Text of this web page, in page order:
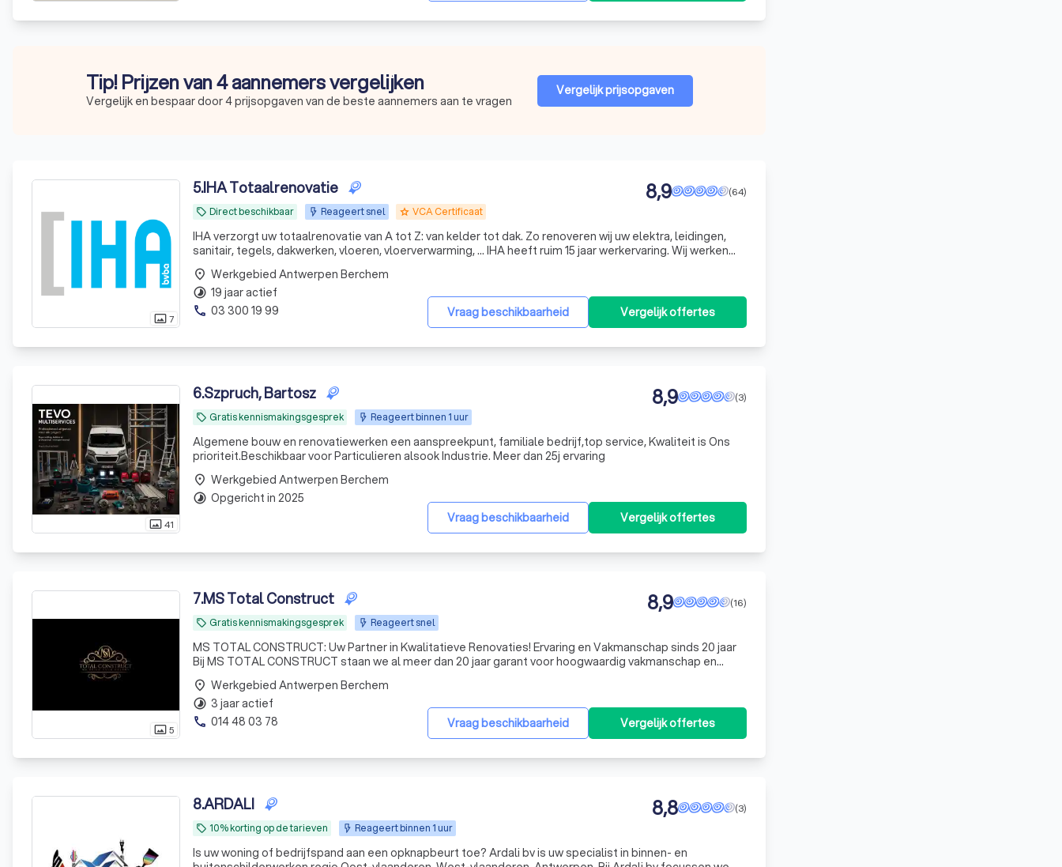
Tip! Prijzen van 4 aannemers vergelijken
Vergelijk en bespaar door 4 prijsopgaven van de beste aannemers aan te vragen
Vergelijk prijsopgaven
photo_size_select_actual7
5.IHA Totaalrenovatie
local_offer Direct beschikbaar Reageert snel grade VCA Certificaat
(64)
8,9
IHA verzorgt uw totaalrenovatie van A tot Z: van kelder tot dak. Zo renoveren wij uw elektra, leidingen,
sanitair, tegels, dakwerken, vloeren, vloerverwarming, … IHA heeft ruim 15 jaar werkervaring. Wij werken
steeds met de beste materialen. Ook worden al onze werven steeds opgevolgd door de 2 zaakv
Vraag beschikbaarheid Vergelijk offertes
place Werkgebied Antwerpen Berchem
timelapse 19 jaar actief
phone 03 300 19 99
photo_size_select_actual41
6.Szpruch, Bartosz
local_offer Gratis kennismakingsgesprek Reageert binnen 1 uur
(3)
8,9
Algemene bouw en renovatiewerken een aanspreekpunt, familiale bedrijf,top service, Kwaliteit is Ons
prioriteit.Beschikbaar voor Particulieren alsook Industrie. Meer dan 25j ervaring
Vraag beschikbaarheid Vergelijk offertes
place Werkgebied Antwerpen Berchem
timelapse Opgericht in 2025
photo_size_select_actual5
7.MS Total Construct
local_offer Gratis kennismakingsgesprek Reageert snel
(16)
8,9
MS TOTAL CONSTRUCT: Uw Partner in Kwalitatieve Renovaties! Ervaring en Vakmanschap sinds 20 jaar
Bij MS TOTAL CONSTRUCT staan we al meer dan 20 jaar garant voor hoogwaardig vakmanschap en
betrouwbare service. Wij begrijpen dat uw huis uw trots is, en daarom behandelen we elke renovatie met
de groo
Vraag beschikbaarheid Vergelijk offertes
place Werkgebied Antwerpen Berchem
timelapse 3 jaar actief
phone 014 48 03 78
8.ARDALI
local_offer 10% korting op de tarieven Reageert binnen 1 uur
(3)
8,8
Is uw woning of bedrijfspand aan een opknapbeurt toe? Ardali bv is uw specialist in binnen- en